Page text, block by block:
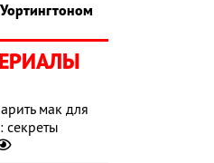
Уортингтоном
мак для
секреты